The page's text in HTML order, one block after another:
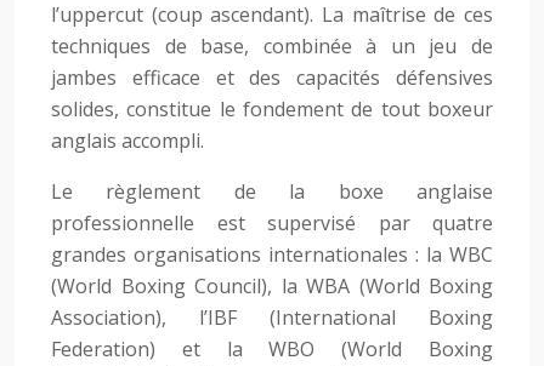
l’uppercut (coup ascendant). La maîtrise de ces
techniques de base, combinée à un jeu de
jambes efficace et des capacités défensives
solides, constitue le fondement de tout boxeur
anglais accompli.
Le règlement de la boxe anglaise
professionnelle est supervisé par quatre
grandes organisations internationales : la WBC
(World Boxing Council), la WBA (World Boxing
Association), l’IBF (International Boxing
Federation) et la WBO (World Boxing